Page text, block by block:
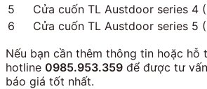
5
Cửa cuốn TL Austdoor series 4
6
Cửa cuốn TL Austdoor series 5
Nếu bạn cần thêm thông tin hoặc hỗ
hotline 0985.953.359 để được tư
báo giá tốt nhất.